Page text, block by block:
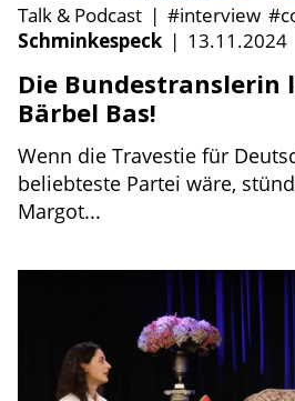
Talk & Podcast | #interview
Schminkespeck | 13.11.2024
Die Bundestranslerin
Bärbel Bas!
Wenn die Travestie für
beliebteste Partei wäre,
Margot...